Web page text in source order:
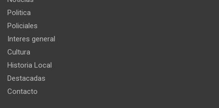
Politica
Policiales
Interes general
Cultura
Historia Local
Destacadas
Contacto